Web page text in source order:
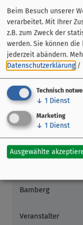
Diese Führung kann
Bamberg
Veranstalter
Beim Besuch unserer
verarbeitet. Mit Ihrer
z.B. zum Zweck der
werden. Sie können
jederzeit abändern.
Datenschutzerklärung /
Technisch
↓ 1 Dienst
Marketing
↓ 1 Dienst
Ausgewählte